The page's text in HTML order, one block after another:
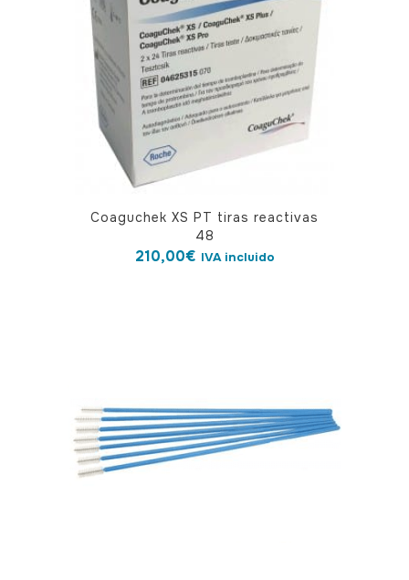
Coaguchek XS PT tiras reactivas
48
210,00€ IVA incluido